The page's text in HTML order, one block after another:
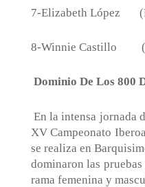
7-Elizabeth López
8-Winnie Castillo
Dominio De Los 800
En la intensa jornada
XV Campeonato
se realiza en
dominaron las
rama femenina y